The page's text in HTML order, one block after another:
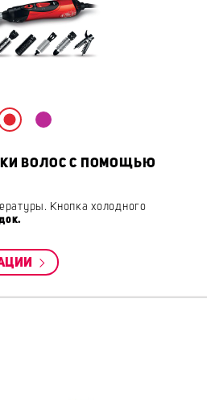
ВОЛОС С ПОМОЩЬЮ
Кнопка холодного